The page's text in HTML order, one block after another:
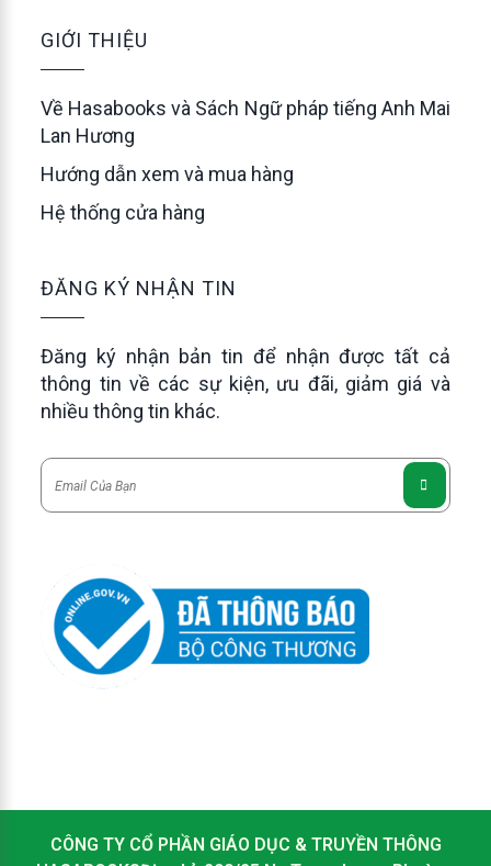
GIỚI THIỆU
Về Hasabooks và Sách Ngữ pháp tiếng Anh Mai
Lan Hương
Hướng dẫn xem và mua hàng
Hệ thống cửa hàng
ĐĂNG KÝ NHẬN TIN
Đăng ký nhận bản tin để nhận được tất cả
thông tin về các sự kiện, ưu đãi, giảm giá và
nhiều thông tin khác.
CÔNG TY CỔ PHẦN GIÁO DỤC & TRUYỀN THÔNG